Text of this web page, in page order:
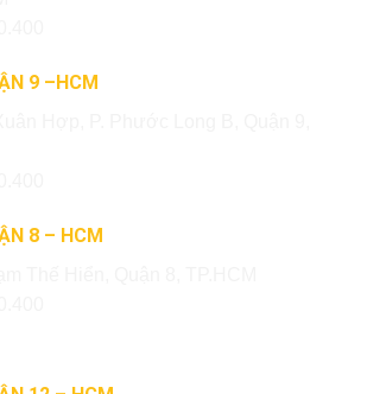
9 –HCM
8 – HCM